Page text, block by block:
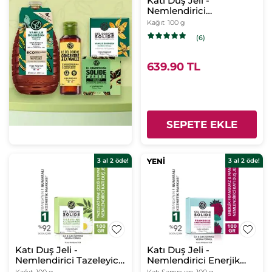
Nemlendirici
Rahatlatıcı Yulaf
Karabuğday-SLS,SLES
İçermez,Vegan
Kağıt 100 g
(6)
639.90 TL
SEPETE EKLE
3 al 2 öde!
Katı Duş Jeli -
Nemlendirici Tazeleyici
YENİ
YENİ 3 al 2 öde!
Katı Duş Jeli -
Nemlendirici Enerjik